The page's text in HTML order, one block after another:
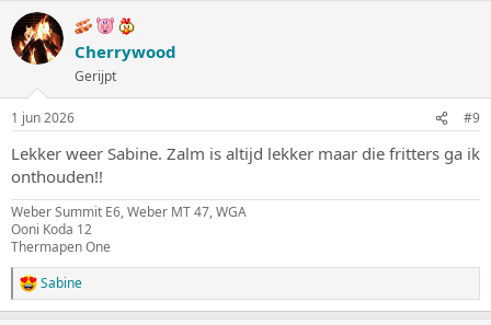
r
d
e
i
n
g
e
n
:
Cherrywood
Gerijpt
1 jun 2026 #9
Lekker weer Sabine. Zalm is altijd lekker maar die fritters ga ik
onthouden!!
Weber Summit E6, Weber MT 47, WGA
Ooni Koda 12
Thermapen One
W
a
Sabine